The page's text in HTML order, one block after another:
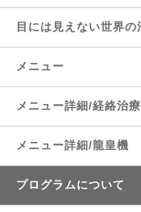
目には見えない世界の
メニュー
メニュー詳細/経絡治療
メニュー詳細/龍皇機
プログラムについて